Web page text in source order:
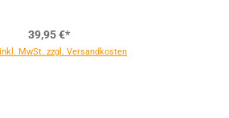
39,95 €*
MwSt. zzgl. Versandkosten